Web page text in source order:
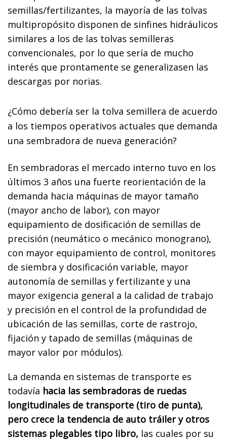
semillas/fertilizantes, la mayoría de las tolvas
multipropósito disponen de sinfines hidráulicos
similares a los de las tolvas semilleras
convencionales, por lo que sería de mucho
interés que prontamente se generalizasen las
descargas por norias.
¿Cómo debería ser la tolva semillera de acuerdo
a los tiempos operativos actuales que demanda
una sembradora de nueva generación?
En sembradoras el mercado interno tuvo en los
últimos 3 años una fuerte reorientación de la
demanda hacia máquinas de mayor tamaño
(mayor ancho de labor), con mayor
equipamiento de dosificación de semillas de
precisión (neumático o mecánico monograno),
con mayor equipamiento de control, monitores
de siembra y dosificación variable, mayor
autonomía de semillas y fertilizante y una
mayor exigencia general a la calidad de trabajo
y precisión en el control de la profundidad de
ubicación de las semillas, corte de rastrojo,
fijación y tapado de semillas (máquinas de
mayor valor por módulos).
La demanda en sistemas de transporte es
todavía hacia las sembradoras de ruedas
longitudinales de transporte (tiro de punta),
pero crece la tendencia de auto tráiler y otros
sistemas plegables tipo libro, las cuales por su